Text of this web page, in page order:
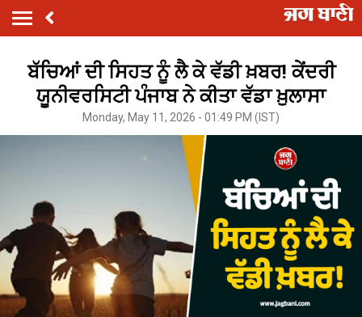
ਬੱਚਿਆਂ ਦੀ ਸਿਹਤ ਨੂੰ ਲੈ ਕੇ ਵੱਡੀ ਖ਼ਬਰ! ਕੇਂਦਰੀ
ਯੂਨੀਵਰਸਿਟੀ ਪੰਜਾਬ ਨੇ ਕੀਤਾ ਵੱਡਾ ਖ਼ੁਲਾਸਾ
Monday, May 11, 2026 - 01:49 PM (IST)